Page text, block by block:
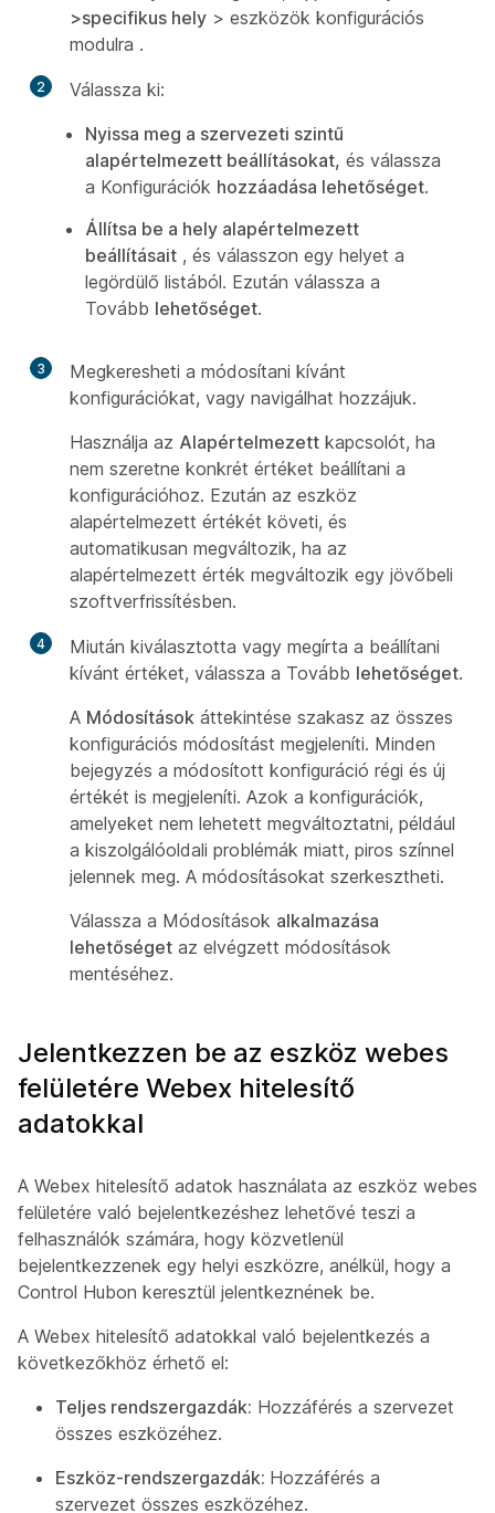
>specifikus hely > eszközök konfigurációs
modulra .
2
Válassza ki:
Nyissa meg a szervezeti szintű
alapértelmezett beállításokat, és válassza
a Konfigurációk hozzáadása lehetőséget.
Állítsa be a hely alapértelmezett
beállításait , és válasszon egy helyet a
legördülő listából. Ezután válassza a
Tovább lehetőséget.
3
Megkeresheti a módosítani kívánt
konfigurációkat, vagy navigálhat hozzájuk.
Használja az Alapértelmezett kapcsolót, ha
nem szeretne konkrét értéket beállítani a
konfigurációhoz. Ezután az eszköz
alapértelmezett értékét követi, és
automatikusan megváltozik, ha az
alapértelmezett érték megváltozik egy jövőbeli
szoftverfrissítésben.
4
Miután kiválasztotta vagy megírta a beállítani
kívánt értéket, válassza a Tovább lehetőséget.
A Módosítások áttekintése szakasz az összes
konfigurációs módosítást megjeleníti. Minden
bejegyzés a módosított konfiguráció régi és új
értékét is megjeleníti. Azok a konfigurációk,
amelyeket nem lehetett megváltoztatni, például
a kiszolgálóoldali problémák miatt, piros színnel
jelennek meg. A módosításokat szerkesztheti.
Válassza a Módosítások alkalmazása
lehetőséget az elvégzett módosítások
mentéséhez.
Jelentkezzen be az eszköz webes
felületére Webex hitelesítő
adatokkal
A Webex hitelesítő adatok használata az eszköz webes
felületére való bejelentkezéshez lehetővé teszi a
felhasználók számára, hogy közvetlenül
bejelentkezzenek egy helyi eszközre, anélkül, hogy a
Control Hubon keresztül jelentkeznének be.
A Webex hitelesítő adatokkal való bejelentkezés a
következőkhöz érhető el:
Teljes rendszergazdák: Hozzáférés a szervezet
összes eszközéhez.
Eszköz-rendszergazdák: Hozzáférés a
szervezet összes eszközéhez.